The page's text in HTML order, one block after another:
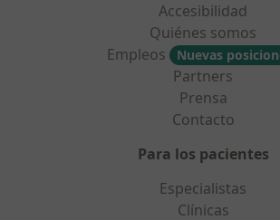
Accesibilidad
Quiénes somos
Empleos
Nuevas
Partners
Prensa
Contacto
Para los pacientes
Especialistas
Clínicas